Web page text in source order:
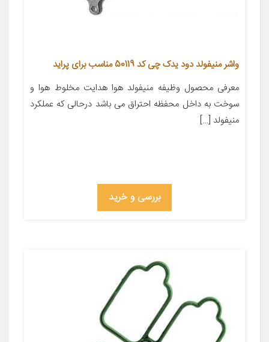
واشر منیفولد دود یدک چی کد 50119 مناسب برای پراید
معرفی محصول وظیفه منیفولد هوا هد‌ایت مخلوط هوا و
سوخت به د‌اخل محفظه احتراق می باشد د‌رحالی که عملکرد
منیفولد […]
بررسی و خرید